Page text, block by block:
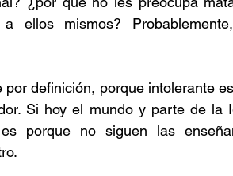
ellos mismos?
definición, porque intolerante
Si hoy el mundo y parte de la
porque no siguen las